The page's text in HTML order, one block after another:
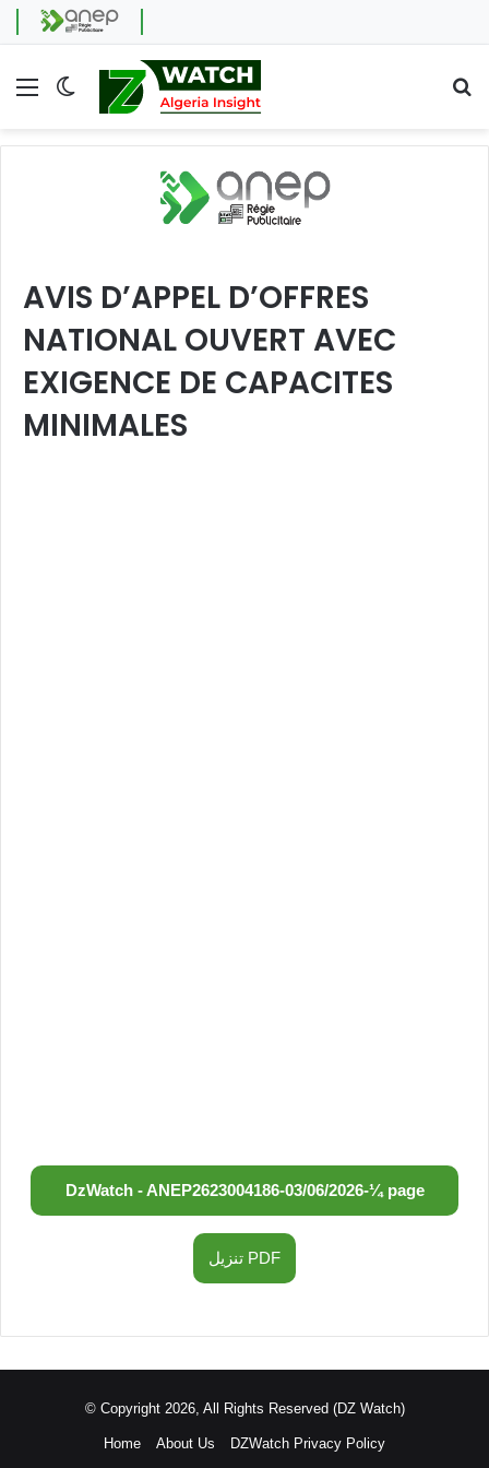
Menu Switch skin
AVIS D’APPEL D’OFFRES
NATIONAL OUVERT AVEC
EXIGENCE DE CAPACITES
MINIMALES
DzWatch - ANEP2623004186-03/06/2026-¼ page
تنزيل PDF
© Copyright 2026, All Rights Reserved (DZ Watch)
Home About Us DZWatch Privacy Policy